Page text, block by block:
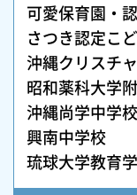
可愛保育園・
さつき認定こ
沖縄クリスチ
昭和薬科大学
沖縄尚学中学校
興南中学校
琉球大学教育